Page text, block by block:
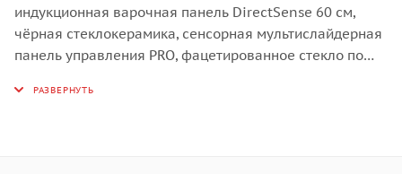
индукционная варочная панель DirectSense 60 см,
чёрная стеклокерамика, сенсорная мультислайдерная
панель управления PRO, фацетированное стекло по
каждой зоны, функция повышенной мощности Power